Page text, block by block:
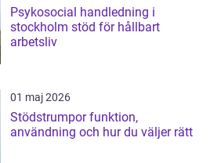
Psykosocial handledning i
stockholm stöd för hållbart
arbetsliv
01 maj 2026
Stödstrumpor funktion,
användning och hur du väljer rätt